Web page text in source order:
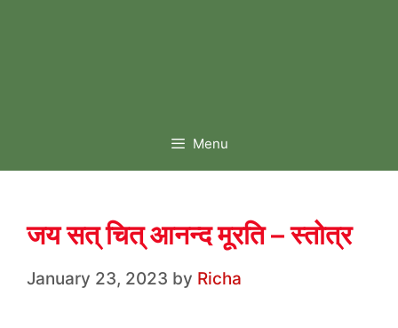
Menu
जय सत् चित् आनन्द मूरति – स्तोत्र
January 23, 2023 by Richa